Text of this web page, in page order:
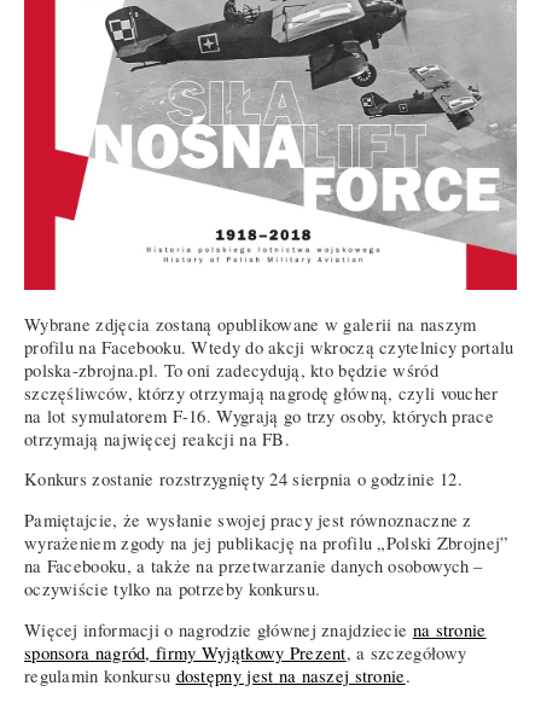
Wybrane zdjęcia zostaną opublikowane w galerii na naszym
profilu na Facebooku. Wtedy do akcji wkroczą czytelnicy portalu
polska-zbrojna.pl. To oni zadecydują, kto będzie wśród
szczęśliwców, którzy otrzymają nagrodę główną, czyli voucher
na lot symulatorem F-16. Wygrają go trzy osoby, których prace
otrzymają najwięcej reakcji na FB.
Konkurs zostanie rozstrzygnięty 24 sierpnia o godzinie 12.
Pamiętajcie, że wysłanie swojej pracy jest równoznaczne z
wyrażeniem zgody na jej publikację na profilu „Polski Zbrojnej”
na Facebooku, a także na przetwarzanie danych osobowych –
oczywiście tylko na potrzeby konkursu.
Więcej informacji o nagrodzie głównej znajdziecie na stronie
sponsora nagród, firmy Wyjątkowy Prezent, a szczegółowy
regulamin konkursu dostępny jest na naszej stronie.